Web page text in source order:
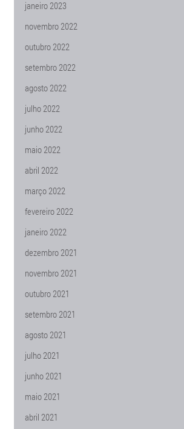
janeiro 2023
novembro 2022
outubro 2022
setembro 2022
agosto 2022
julho 2022
junho 2022
maio 2022
abril 2022
março 2022
fevereiro 2022
janeiro 2022
dezembro 2021
novembro 2021
outubro 2021
setembro 2021
agosto 2021
julho 2021
junho 2021
maio 2021
abril 2021